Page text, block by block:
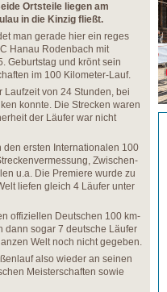
Ortsteile liegen am
in die Kinzig fließt.
man gerade hier ein reges
Hanau Rodenbach mit
Geburtstag und krönt sein
im 100 Kilometer-Lauf.
Laufzeit von 24 Stunden, bei
konnte. Die Strecken waren
der Läufer war nicht
den ersten Internationalen 100
Zwischen-
u.a. Die Premiere wurde zu
liefen gleich 4 Läufer unter
offiziellen Deutschen 100 km-
dann sogar 7 deutsche Läufer
Welt noch nicht gegeben.
also wieder an seinen
Meisterschaften sowie